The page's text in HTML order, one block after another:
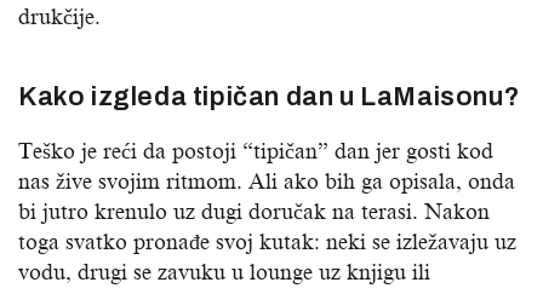
drukčije.
Kako izgleda tipičan dan u LaMaisonu?
Teško je reći da postoji “tipičan” dan jer gosti kod
nas žive svojim ritmom. Ali ako bih ga opisala, onda
bi jutro krenulo uz dugi doručak na terasi. Nakon
toga svatko pronađe svoj kutak: neki se izležavaju uz
vodu, drugi se zavuku u lounge uz knjigu ili